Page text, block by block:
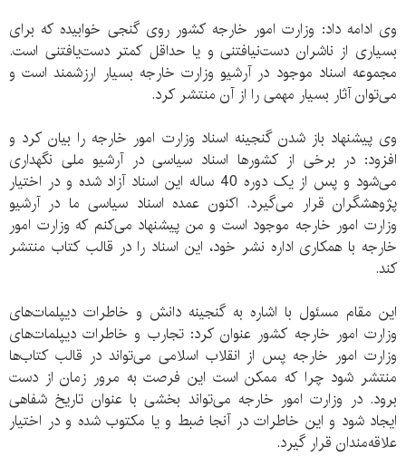
وی ادامه داد: وزارت امور خارجه کشور‌ روی گنجی خوابیده که برای
بسیاری از ناشران دست‌نیافتنی و یا حداقل کمتر دست‌یافتنی است.
مجموعه اسناد موجود در آرشیو وزارت خارجه بسیار ارزشمند است و
می‌توان آثار بسیار مهمی را از آن منتشر کرد.
وی پیشنهاد باز شدن گنجینه اسناد وزارت امور خارجه را بیان کرد و
افزود: در برخی از کشور‌ها اسناد سیاسی در آرشیو ملی نگهداری
می‌شود و پس از یک دوره 40 ساله این اسناد آزاد شده و در اختیار
پژوهشگران قرار می‌گیرد. اکنون عمده اسناد سیاسی ما در آرشیو
وزارت امور خارجه موجود است‌ و من پیشنهاد می‌کنم که وزارت امور
خارجه با همکاری اداره نشر خود، این اسناد را‌ در قالب کتاب منتشر
کند.
این مقام مسئول با اشاره به گنجینه دانش و خاطرات دیپلمات‌های
وزارت امور خارجه کشور عنوان کرد: تجارب و خاطرات دیپلمات‌های
وزارت امور خارجه پس از انقلاب اسلامی می‌تواند در قالب کتاب‌ها
منتشر شود‌ چرا که ممکن است این فرصت به مرور زمان از دست
برود. در وزارت امور خارجه می‌تواند بخشی با عنوان تاریخ شفاهی
ایجاد شود و این خاطرات در آنجا ضبط و یا مکتوب شده و در اختیار
علاقه‌مندان قرار گیرد.